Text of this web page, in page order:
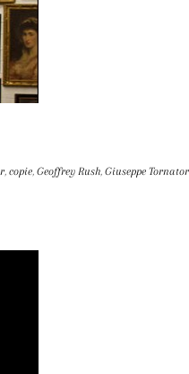
, copie, Geoffrey Rush, Giuseppe